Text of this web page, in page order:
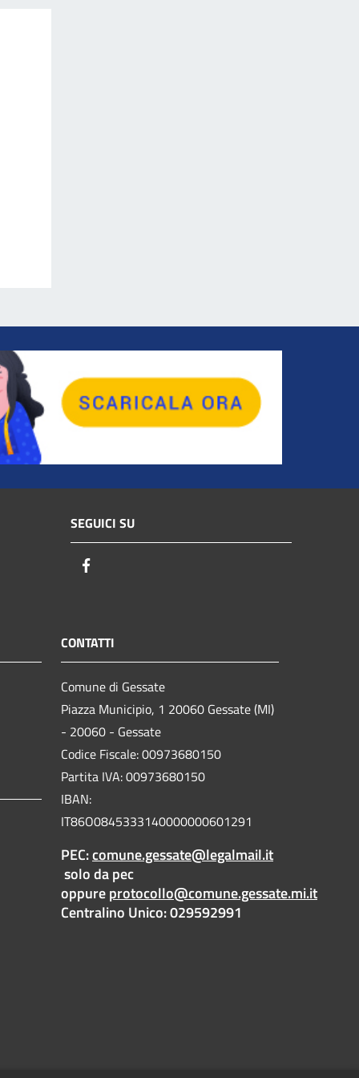
SEGUICI SU
CONTATTI
Comune di Gessate
Piazza Municipio, 1 20060 Gessate (MI)
- 20060 - Gessate
Codice Fiscale: 00973680150
Partita IVA: 00973680150
IBAN:
IT86O0845333140000000601291
PEC:comune.gessate@legalmail.it
solo da pec
oppureprotocollo@comune.gessate.mi.it
Centralino Unico: 029592991